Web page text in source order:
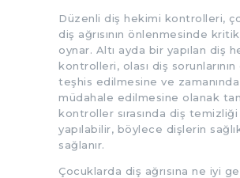
Düzenli diş hekimi kontrolleri,
diş ağrısının önlenmesinde
oynar. Altı ayda bir yapılan diş
kontrolleri, olası diş
teşhis edilmesine ve zamanında
müdahale edilmesine olanak
kontroller sırasında diş
yapılabilir, böylece dişlerin
sağlanır.
Çocuklarda diş ağrısına ne iyi